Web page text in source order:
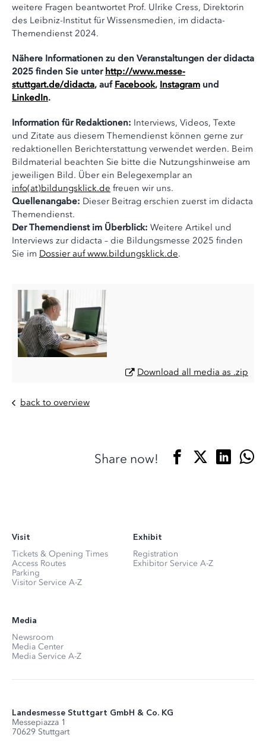
weitere Fragen beantwortet Prof. Ulrike Cress, Direktorin
des Leibniz-Institut für Wissensmedien, im didacta-
Themendienst 2024.
Nähere Informationen zu den Veranstaltungen der didacta
2025 finden Sie unter http://www.messe-
stuttgart.de/didacta, auf Facebook, Instagram und
LinkedIn.
Information für Redaktionen: Interviews, Videos, Texte
und Zitate aus diesem Themendienst können gerne zur
redaktionellen Berichterstattung verwendet werden. Beim
Bildmaterial beachten Sie bitte die Nutzungshinweise am
jeweiligen Bild. Über ein Belegexemplar an
info(at)bildungsklick.de freuen wir uns.
Quellenangabe: Dieser Beitrag erschien zuerst im didacta
Themendienst.
Der Themendienst im Überblick: Weitere Artikel und
Interviews zur didacta – die Bildungsmesse 2025 finden
Sie im Dossier auf www.bildungsklick.de.
Download all media as .zip
back to overview
Share now!
Visit
Tickets & Opening Times
Access Routes
Parking
Visitor Service A-Z
Exhibit
Registration
Exhibitor Service A-Z
Media
Newsroom
Media Center
Media Service A-Z
Landesmesse Stuttgart GmbH & Co. KG
Messepiazza 1
70629 Stuttgart